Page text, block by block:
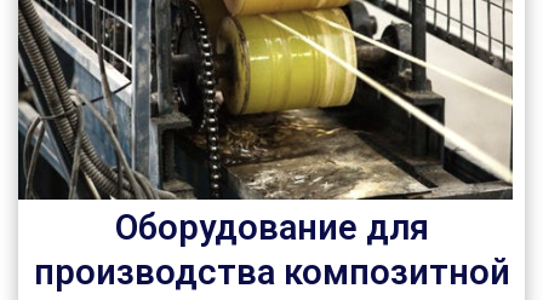
Оборудование для
производства композитной